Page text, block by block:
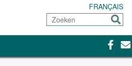
FRANÇAIS
Zoeken
Sturen